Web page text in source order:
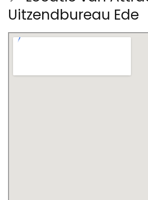
Uitzendbureau Ede